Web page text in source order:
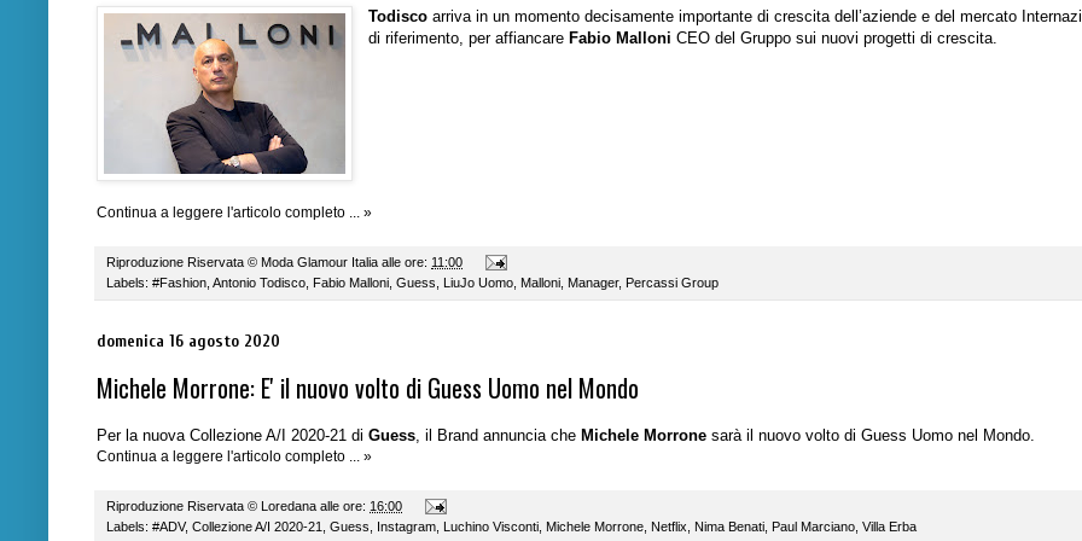
Todisco arriva in un momento decisamente importante di crescita dell’aziende e del mercato
di riferimento, per affiancare Fabio Malloni CEO del Gruppo sui nuovi progetti di crescita.
Continua a leggere l'articolo completo ... »
Riproduzione Riservata © Moda Glamour Italia alle ore: 11:00
Labels: #Fashion Antonio Todisco Fabio Malloni Guess LiuJo Uomo Malloni Manager, Percassi Group
domenica 16 agosto 2020
Michele Morrone: E' il nuovo volto di Guess Uomo nel Mondo
Per la nuova Collezione A/I 2020-21 di Guess , il Brand annuncia che Michele Morrone sarà il nuovo volto di Guess Uomo nel Mondo.
Continua a leggere l'articolo completo ... »
Riproduzione Riservata © Loredana alle ore: 16:00
Labels: #ADV, Collezione A/I 2020-21 Guess Instagram Luchino Visconti Michele Morrone Netflix Nima Benati Paul Marciano Villa Erba